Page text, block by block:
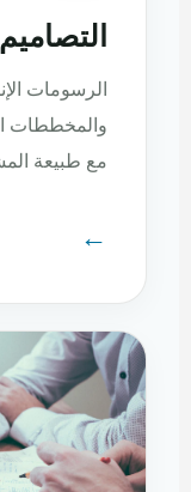
التصاميم
الرسومات
والمخططات
مع طبيعة
←